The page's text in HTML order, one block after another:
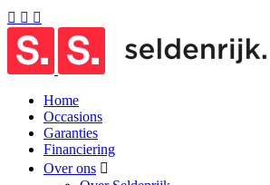
Home
Occasions
Garanties
Financiering
Over ons